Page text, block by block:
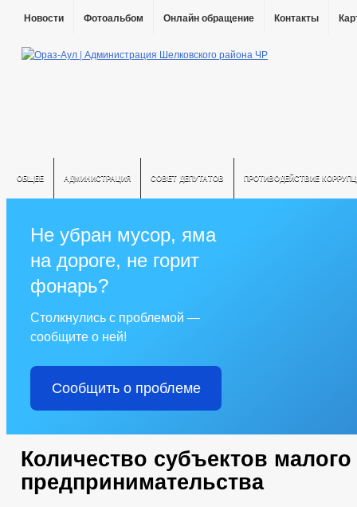
Новости Фотоальбом Онлайн обращение Контакты
ОБЩЕЕ АДМИНИСТРАЦИЯ СОВЕТ ДЕПУТАТОВ ПРОТИВОДЕЙСТВИЕ
Не убран мусор, яма
на дороге, не горит
фонарь?
Столкнулись с проблемой —
сообщите о ней!
Сообщить о проблеме
Количество субъектов малого
предпринимательства